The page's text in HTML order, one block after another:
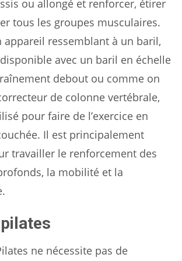
ou allongé et renforcer, étirer
tous les groupes musculaires.
appareil ressemblant à un baril,
avec un baril en échelle
debout ou comme on
de colonne vertébrale,
pour faire de l’exercice en
Il est principalement
travailler le renforcement des
la mobilité et la
ne nécessite pas de